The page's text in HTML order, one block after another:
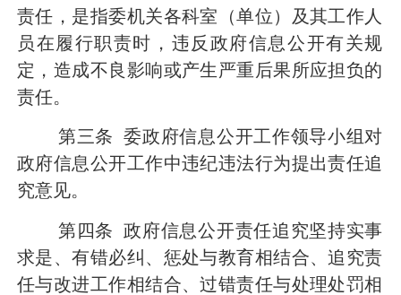
责任，是指委机关各科室（单位）及其工作人
员在履行职责时，违反政府信息公开有关规
定，造成不良影响或产生严重后果所应担负的
责任。
第三条
委政府信息公开工作领导小组对
政府信息公开工作中违纪违法行为提出责任追
究意见。
第四条
政府信息公开责任追究坚持实事
求是、有错必纠、惩处与教育相结合、追究责
任与改进工作相结合、过错责任与处理处罚相